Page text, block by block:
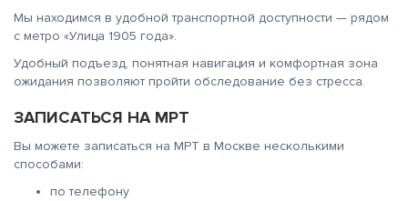
Мы находимся в удобной транспортной доступности — рядом
с метро «Улица 1905 года».
Удобный подъезд, понятная навигация и комфортная зона
ожидания позволяют пройти обследование без стресса.
ЗАПИСАТЬСЯ НА МРТ
Вы можете записаться на МРТ в Москве несколькими
способами:
по телефону